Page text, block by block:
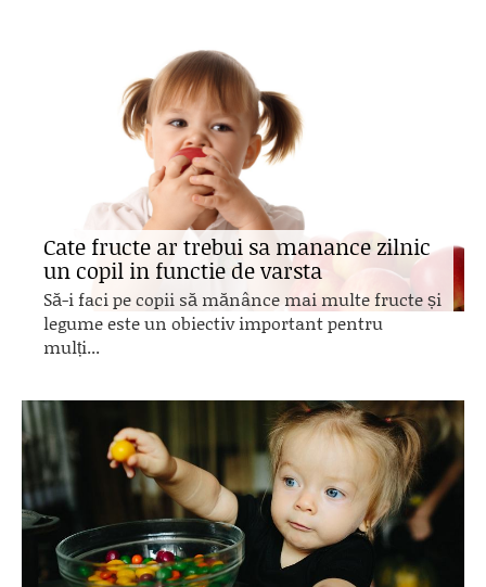
Cate fructe ar trebui sa manance zilnic
un copil in functie de varsta
Să-i faci pe copii să mănânce mai multe fructe și
legume este un obiectiv important pentru
mulți...